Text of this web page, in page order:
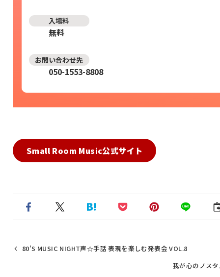
入場料
無料
お問い合わせ先
050-1553-8808
Small Room Music公式サイト
80'S MUSIC NIGHT声☆手話 表現を楽しむ発表会 VOL.8
我が心のノス